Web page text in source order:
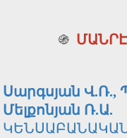
֍
Սարգսյան Վ.Ռ.,
Մելքոնյան Ռ.Ա.